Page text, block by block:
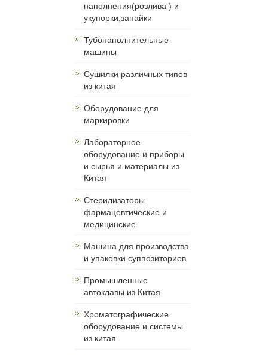
наполнения(розлива ) и
укупорки,запайки
Тубонаполнительные
машины
Сушилки различных типов
из китая
Оборудование для
маркировки
Лабораторное
оборудование и приборы
и сырья и материалы из
Китая
Cтерилизаторы
фармацевтические и
медицинские
Машина для производства
и упаковки суппозиториев
Промышленные
автоклавы из Китая
Хроматографические
оборудование и системы
из китая